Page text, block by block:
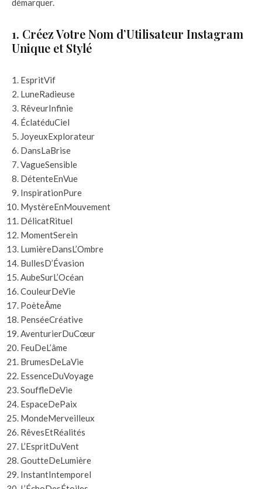
démarquer.
1. Créez Votre Nom d’Utilisateur Instagram
Unique et Stylé
EspritVif
LuneRadieuse
RêveurInfinie
ÉclatéduCiel
JoyeuxExplorateur
DansLaBrise
VagueSensible
DétenteEnVue
InspirationPure
MystèreEnMouvement
DélicatRituel
MomentSerein
LumièreDansL’Ombre
BullesD’Évasion
AubeSurL’Océan
CouleurDeVie
PoèteÂme
PenséeCréative
AventurierDuCœur
FeuDeL’âme
BrumesDeLaVie
EssenceDuVoyage
SouffleDeVie
EspaceDePaix
MondeMerveilleux
RêvesEtRéalités
L’EspritDuVent
GoutteDeLumière
InstantIntemporel